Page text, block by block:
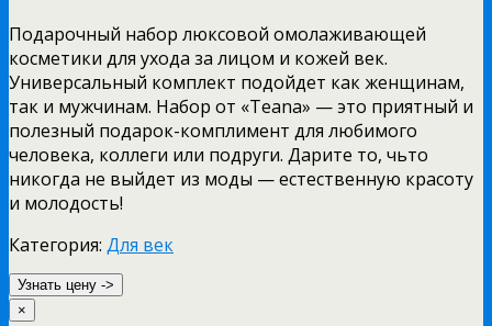
Подарочный набор люксовой омолаживающей
косметики для ухода за лицом и кожей век.
Универсальный комплект подойдет как женщинам,
так и мужчинам. Набор от «Teana» — это приятный и
полезный подарок-комплимент для любимого
человека, коллеги или подруги. Дарите то, чьто
никогда не выйдет из моды — естественную красоту
и молодость!
Категория: Для век
Узнать цену ->
×